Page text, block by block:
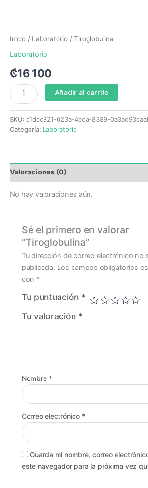
Inicio / Laboratorio / Tiroglobulina
Laboratorio
₡16 100
Añadir al carrito
SKU: c1dcc821-023a-4cda-8389-
Categoría: Laboratorio
Valoraciones (0)
No hay valoraciones aún.
Sé el primero en valorar
“Tiroglobulina”
Tu dirección de correo electrónico no
publicada. Los campos obligatorios
con *
Tu puntuación *
Tu valoración *
Nombre *
Correo electrónico *
Guarda mi nombre, correo
este navegador para la próxima vez